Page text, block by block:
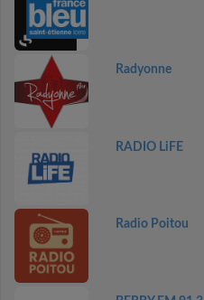
Radyonne
RADIO LiFE
Radio Poitou